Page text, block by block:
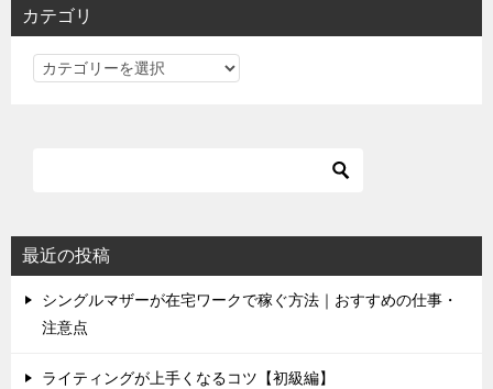
カテゴリ
カ
最近の投稿
シングルマザーが在宅ワークで稼ぐ方法｜おすすめの仕事・
注意点
ライティングが上手くなるコツ【初級編】